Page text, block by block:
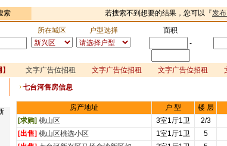
索 若搜索不到想要的结果，您可以『发
所在城区 户型选择 面积
-
】 文字广告位招租 文字广告位招租 文字广告位招租 文
七台河售房信息
房产地址 户 型 楼 层
[求购] 桃山区 3室1厅1卫 2/3
[出售] 桃山区桃选小区 1室1厅1卫 5